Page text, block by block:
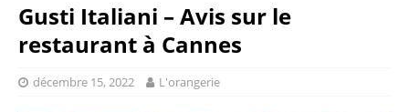
Gusti Italiani – Avis sur le
restaurant à Cannes
décembre 15, 2022 L'orangerie